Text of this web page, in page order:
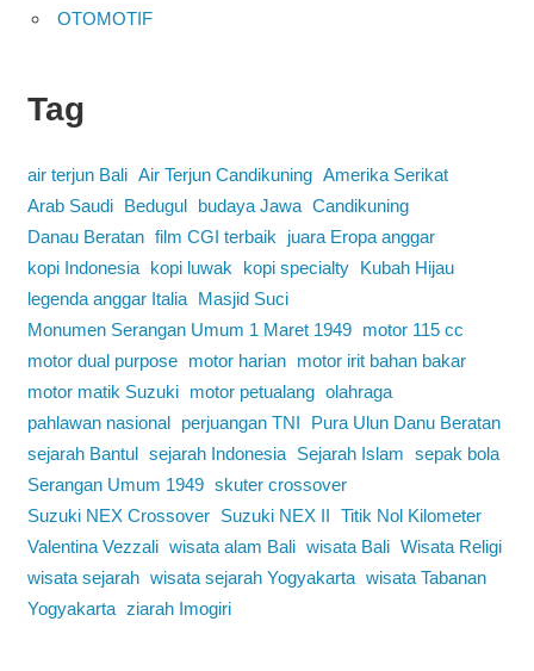
OTOMOTIF
Tag
air terjun Bali Air Terjun Candikuning Amerika Serikat
Arab Saudi
Bedugul budaya Jawa Candikuning
Danau Beratan film CGI terbaik
juara Eropa anggar
kopi Indonesia
kopi luwak kopi specialty
Kubah Hijau
legenda anggar Italia
Masjid Suci
Monumen Serangan Umum 1 Maret 1949
motor 115 cc
motor dual purpose
motor harian
motor irit bahan bakar
motor matik Suzuki
motor petualang olahraga
pahlawan nasional
perjuangan TNI
Pura Ulun Danu Beratan
sejarah Bantul sejarah Indonesia Sejarah Islam sepak bola
Serangan Umum 1949 skuter crossover
Suzuki NEX Crossover
Suzuki NEX II Titik Nol Kilometer
Valentina Vezzali wisata alam Bali wisata Bali Wisata Religi
wisata sejarah wisata sejarah Yogyakarta wisata Tabanan
Yogyakarta ziarah Imogiri